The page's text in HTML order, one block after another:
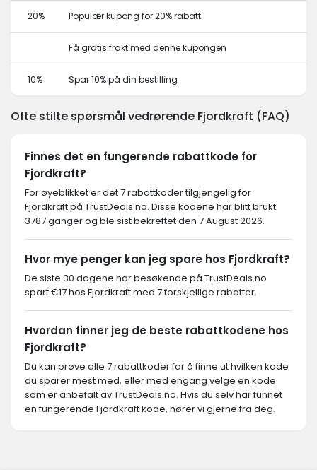
20% Populær kupong for 20% rabatt
Få gratis frakt med denne kupongen
10% Spar 10% på din bestilling
Ofte stilte spørsmål vedrørende Fjordkraft (FAQ)
Finnes det en fungerende rabattkode for
Fjordkraft?
For øyeblikket er det 7 rabattkoder tilgjengelig for
Fjordkraft på TrustDeals.no. Disse kodene har blitt brukt
3787 ganger og ble sist bekreftet den 7 August 2026.
Hvor mye penger kan jeg spare hos Fjordkraft?
De siste 30 dagene har besøkende på TrustDeals.no
spart €17 hos Fjordkraft med 7 forskjellige rabatter.
Hvordan finner jeg de beste rabattkodene hos
Fjordkraft?
Du kan prøve alle 7 rabattkoder for å finne ut hvilken kode
du sparer mest med, eller med engang velge en kode
som er anbefalt av TrustDeals.no. Hvis du selv har funnet
en fungerende Fjordkraft kode, hører vi gjerne fra deg.